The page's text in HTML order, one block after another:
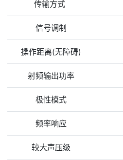
传输方式
信号调制
操作距离(无障碍)
射频输出功率
极性模式
频率响应
较大声压级